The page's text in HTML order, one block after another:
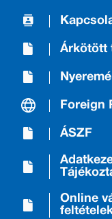
Árkötött
Foreign
ÁSZF
Online